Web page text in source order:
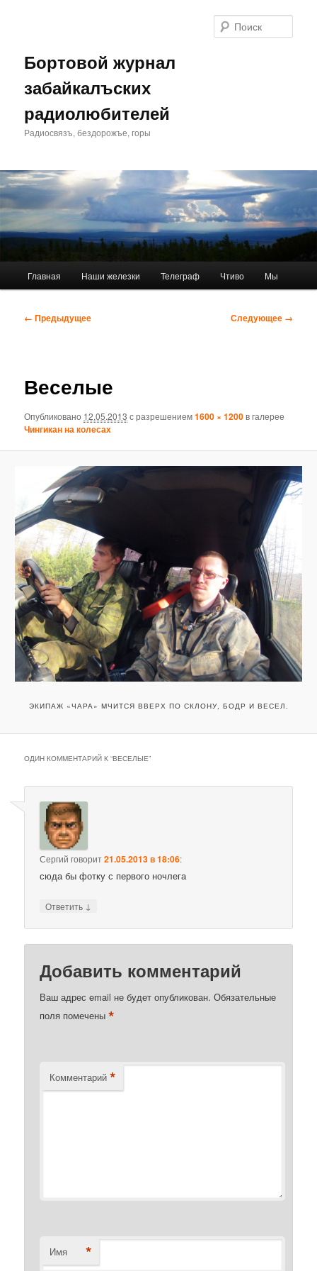
Бортовой журнал
забайкалъских
радиолюбителей
Радиосвязъ, бездорожъе, горы
Главная Наши железки Телеграф Чтиво Мы
Навигация
← Предыдущее Следующее →
Веселые
Опубликовано 12.05.2013 с разрешением1600 × 1200в галерее
Чингикан на колесах
ЭКИПАЖ «ЧАРА» МЧИТСЯ ВВЕРХ ПО СКЛОНУ, БОДР И ВЕСЕЛ.
ОДИН КОММЕНТАРИЙ К “ВЕСЕЛЫЕ”
Сергий говорит21.05.2013 в 18:06:
сюда бы фотку с первого ночлега
Ответить ↓
Добавить комментарий
Ваш адрес email не будет опубликован. Обязательные
поля помечены*
Комментарий *
Имя *